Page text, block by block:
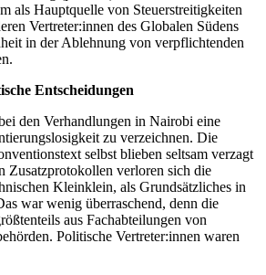
als Hauptquelle von Steuerstreitigkeiten
Vertreter:innen des Globalen Südens
in der Ablehnung von verpflichtenden
Entscheidungen
den Verhandlungen in Nairobi eine
zu verzeichnen. Die
selbst blieben seltsam verzagt
Zusatzprotokollen verloren sich die
Kleinklein, als Grundsätzliches in
war wenig überraschend, denn die
aus Fachabteilungen von
Politische Vertreter:innen waren